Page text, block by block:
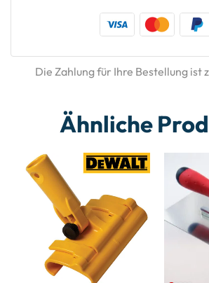
Die Zahlung für Ihre Bestellung ist
Ähnliche